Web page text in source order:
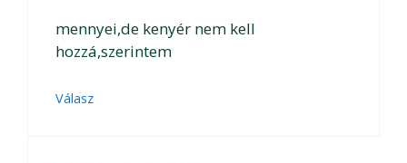
mennyei,de kenyér nem kell
hozzá,szerintem
Válasz